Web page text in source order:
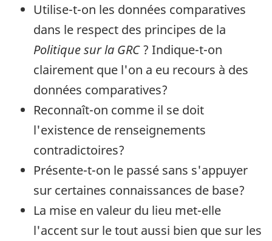
Utilise-t-on les données comparatives
dans le respect des principes de la
Politique sur la GRC? Indique-t-on
clairement que l'on a eu recours à des
données comparatives?
Reconnaît-on comme il se doit
l'existence de renseignements
contradictoires?
Présente-t-on le passé sans s'appuyer
sur certaines connaissances de base?
La mise en valeur du lieu met-elle
l'accent sur le tout aussi bien que sur les